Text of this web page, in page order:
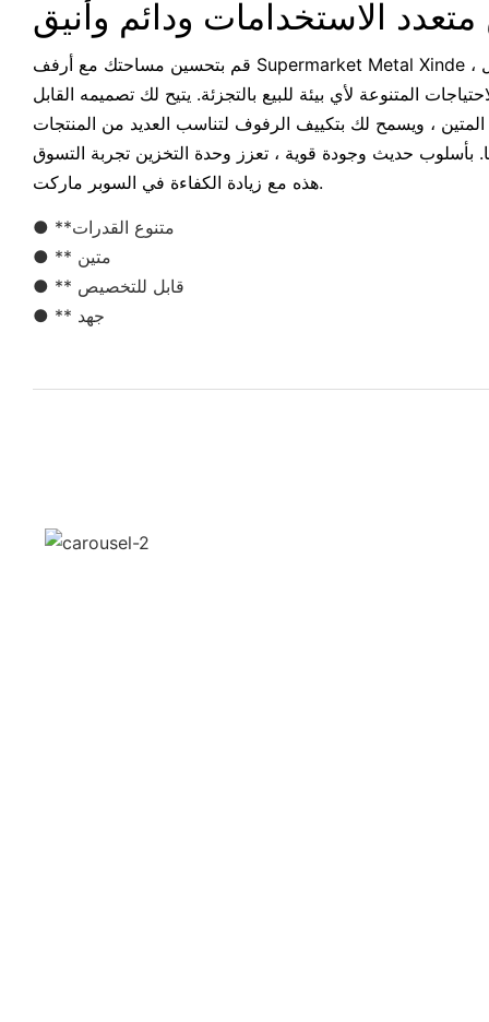
قم بتحسين مساحتك مع أرفف Supermarket Metal Xinde ، وهي وحدة تخزين قابلة للتعديل
المتنوعة لأي بيئة للبيع بالتجزئة. يتيح لك تصميمه القابل
، ويسمح لك بتكييف الرفوف لتناسب العديد من المنتجات
بأسلوب حديث وجودة قوية ، تعزز وحدة التخزين تجربة التسوق
هذه مع زيادة الكفاءة في السوبر ماركت.
● **متنوع القدرات
● ** متين
● ** قابل للتخصيص
● ** جهد